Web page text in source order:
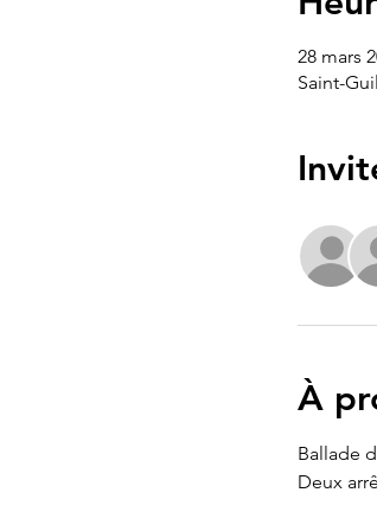
28 mars
Saint-
À
Ballade
Deux